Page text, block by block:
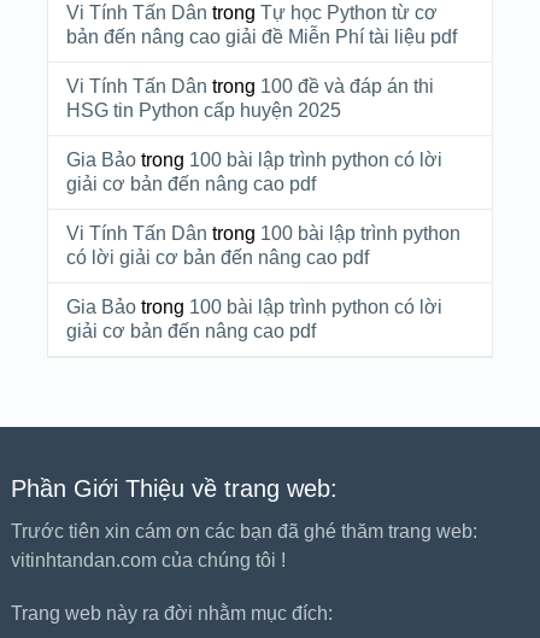
Vi Tính Tấn Dân trong Tự học Python từ cơ
bản đến nâng cao giải đề Miễn Phí tài liệu pdf
Vi Tính Tấn Dân trong 100 đề và đáp án thi
HSG tin Python cấp huyện 2025
Gia Bảotrong 100 bài lập trình python có lời
giải cơ bản đến nâng cao pdf
Vi Tính Tấn Dân trong 100 bài lập trình python
có lời giải cơ bản đến nâng cao pdf
Gia Bảotrong 100 bài lập trình python có lời
giải cơ bản đến nâng cao pdf
Phần Giới Thiệu về trang web:
Trước tiên xin cám ơn các bạn đã ghé thăm trang web:
vitinhtandan.com của chúng tôi !
Trang web này ra đời nhằm mục đích: